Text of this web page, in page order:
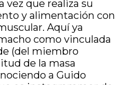
vez que realiza su
y alimentación con
Aquí ya
como vinculada
(del miembro
de la masa
a Guido